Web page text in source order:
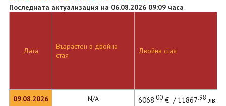
Последната актуализация на 06.08.2026 09:09 часа
Дата
09.08.2026
Възрастен в двойна
стая
Двойна стая
N/A 6068.00€ / 11867.98 лв.